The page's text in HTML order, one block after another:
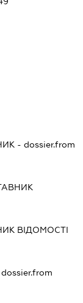
- dossier.from
ВІДОМОСТІ